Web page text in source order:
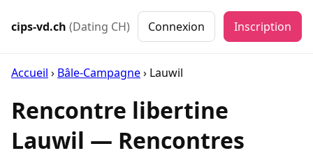
cips-vd.ch (Dating CH) Connexion Inscription
Accueil › Bâle-Campagne› Lauwil
Rencontre libertine
Lauwil — Rencontres